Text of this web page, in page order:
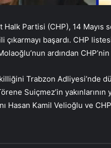
Partisi (CHP), 14 Mayıs
çıkarmayı başardı. CHP
ardından
Trabzon Adliyesi’nde
Suiçmez’in
Hasan Kamil Velioğlu ve